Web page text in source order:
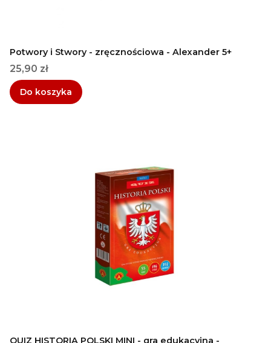
Potwory i Stwory - zręcznościowa - Alexander 5+
Cena
25,90 zł
Do koszyka
QUIZ HISTORIA POLSKI MINI - gra edukacyjna -